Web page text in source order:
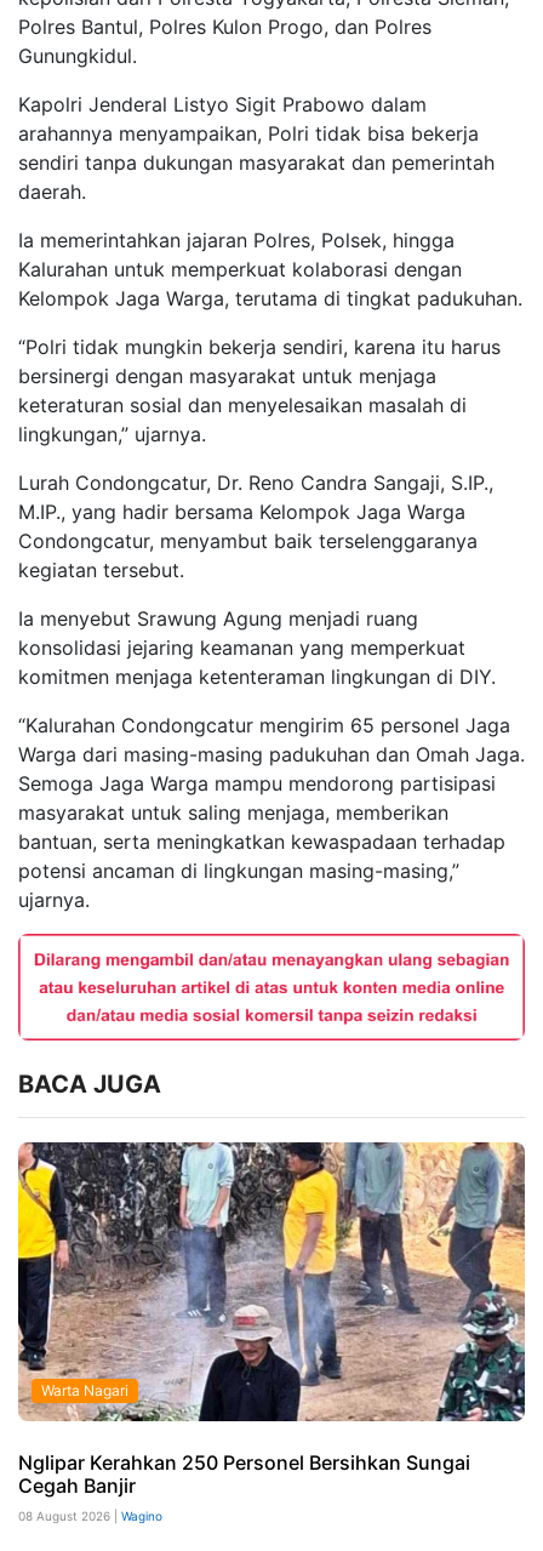
Polres Bantul, Polres Kulon Progo, dan Polres
Gunungkidul.
Kapolri Jenderal Listyo Sigit Prabowo dalam
arahannya menyampaikan, Polri tidak bisa bekerja
sendiri tanpa dukungan masyarakat dan pemerintah
daerah.
Ia memerintahkan jajaran Polres, Polsek, hingga
Kalurahan untuk memperkuat kolaborasi dengan
Kelompok Jaga Warga, terutama di tingkat padukuhan.
“Polri tidak mungkin bekerja sendiri, karena itu harus
bersinergi dengan masyarakat untuk menjaga
keteraturan sosial dan menyelesaikan masalah di
lingkungan,” ujarnya.
Lurah Condongcatur, Dr. Reno Candra Sangaji, S.IP.,
M.IP., yang hadir bersama Kelompok Jaga Warga
Condongcatur, menyambut baik terselenggaranya
kegiatan tersebut.
Ia menyebut Srawung Agung menjadi ruang
konsolidasi jejaring keamanan yang memperkuat
komitmen menjaga ketenteraman lingkungan di DIY.
“Kalurahan Condongcatur mengirim 65 personel Jaga
Warga dari masing-masing padukuhan dan Omah Jaga.
Semoga Jaga Warga mampu mendorong partisipasi
masyarakat untuk saling menjaga, memberikan
bantuan, serta meningkatkan kewaspadaan terhadap
potensi ancaman di lingkungan masing-masing,”
ujarnya.
BACA JUGA
Warta Nagari
Nglipar Kerahkan 250 Personel Bersihkan Sungai
Cegah Banjir
08 August 2026 | Wagino